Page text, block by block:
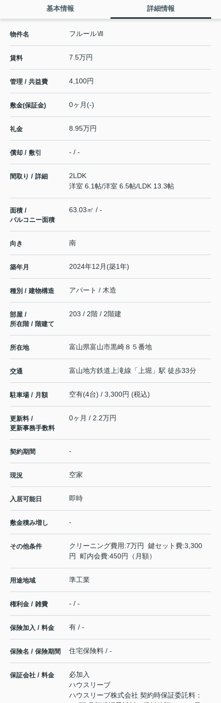
基本情報 詳細情報
物件名 フルールⅦ
賃料 7.5万円
管理 / 共益費 4,100円
敷金(保証金) 0ヶ月(-)
礼金 8.95万円
償却 / 敷引 - / -
間取り / 詳細
2LDK
洋室 6.1帖/洋室 6.5帖/LDK 13.3帖
面積 /
バルコニー面積
63.03㎡ / -
向き 南
築年月 2024年12月(築1年)
種別 / 建物構造 アパート / 木造
部屋 /
所在階 / 階建て
203 / 2階 / 2階建
所在地 富山県富山市黒崎８５番地
交通 富山地方鉄道上滝線 「 上堀 」駅 徒歩33分
駐車場 / 月額 空有(4台) / 3,300円 (税込)
更新料 /
更新事務手数料
0ヶ月 / 2.2万円
契約期間 -
現況 空家
入居可能日 即時
敷金積み増し -
その他条件
クリーニング費用:7万円 鍵セット費:3,300
円 町内会費:450円（月額）
用途地域 準工業
権利金 / 雑費 - / -
保険加入 / 料金 有 / -
保険名 / 保険期間 住宅保険料 / -
保証会社 / 料金
必加入
ハウスリーブ
ハウスリーブ株式会社 契約時保証委託料：